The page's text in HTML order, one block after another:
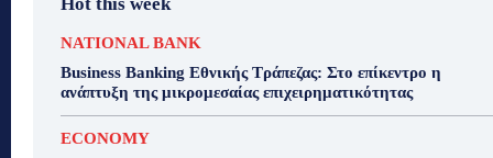
NATIONAL BANK
Business Banking Εθνικής Τράπεζας: Στο επίκεντρο η
ανάπτυξη της μικρομεσαίας επιχειρηματικότητας
ECONOMY